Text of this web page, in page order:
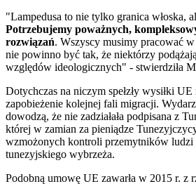
"Lampedusa to nie tylko granica włoska,
Potrzebujemy poważnych,
rozwiązań. Wszyscy musimy pracować
nie powinno być tak, że niektórzy
względów ideologicznych" - stwierdziła
Dotychczas na niczym spełzły wysiłki UE
zapobieżenie kolejnej fali migracji.
dowodzą, że nie zadziałała podpisana z
której w zamian za pieniądze
wzmożonych kontroli przemytników ludzi
tunezyjskiego wybrzeża.
Podobną umowę UE zawarła w 2015 r. z